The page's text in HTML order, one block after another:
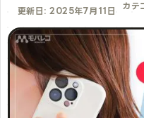
更新日: 2025年7月11日
カテ